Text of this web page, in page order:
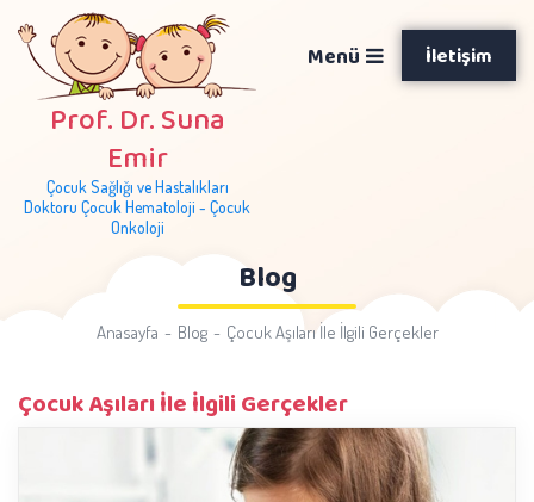
Prof. Dr. Suna
Emir
Çocuk Sağlığı ve Hastalıkları
Doktoru Çocuk Hematoloji - Çocuk
Onkoloji
İletişim
Menü
Blog
Anasayfa Blog Çocuk Aşıları İle İlgili Gerçekler
Çocuk Aşıları İle İlgili Gerçekler